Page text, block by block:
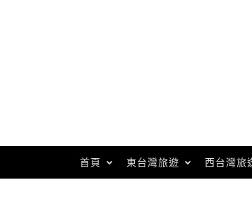
首頁 東台灣旅遊 西台灣旅